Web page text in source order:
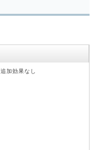
追加効果なし